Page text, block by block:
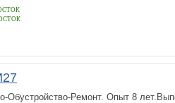
Обустройство-Ремонт. Опыт 8